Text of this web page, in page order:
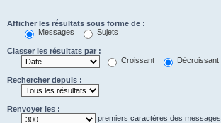
Afficher les résultats sous forme de :
Messages
Sujets
Classer les résultats par :
Croissant
Décroissant
Rechercher depuis :
Renvoyer les :
premiers caractères des messages